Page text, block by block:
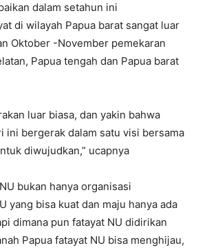
dalam setahun ini
di wilayah Papua barat sangat luar
Oktober -November pemekaran
Papua tengah dan Papua barat
luar biasa, dan yakin bahwa
ini bergerak dalam satu visi bersama
diwujudkan,” ucapnya
bukan hanya organisasi
yang bisa kuat dan maju hanya ada
dimana pun fatayat NU didirikan
Papua fatayat NU bisa menghijau,